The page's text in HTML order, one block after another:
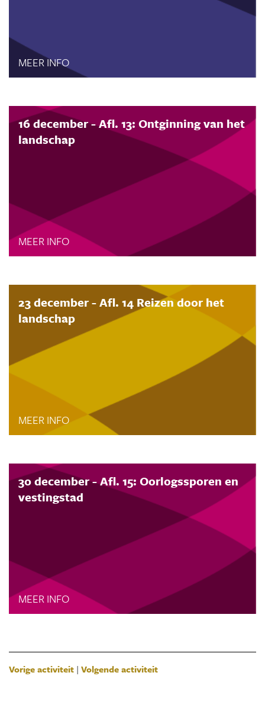
MEER INFO
16 december - Afl. 13: Ontginning van het
landschap
MEER INFO
23 december - Afl. 14 Reizen door het
landschap
MEER INFO
30 december - Afl. 15: Oorlogssporen en
vestingstad
MEER INFO
Vorige activiteit | Volgende activiteit